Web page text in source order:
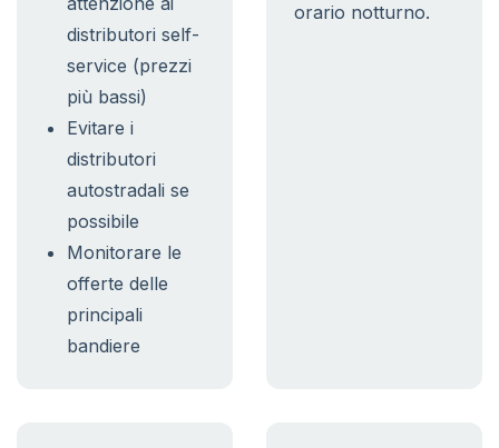
distributori self-
service (prezzi
più bassi)
Evitare i
distributori
autostradali se
possibile
Monitorare le
offerte delle
principali
bandiere
orario notturno.